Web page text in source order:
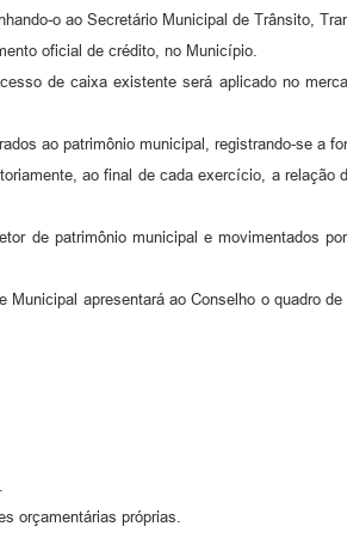
o ao Secretário Municipal de Trânsito,
oficial de crédito, no Município.
de caixa existente será aplicado no
ao patrimônio municipal, registrando-se a
ao final de cada exercício, a
de patrimônio municipal e movimentados
apresentará ao Conselho o quadro
orçamentárias próprias.